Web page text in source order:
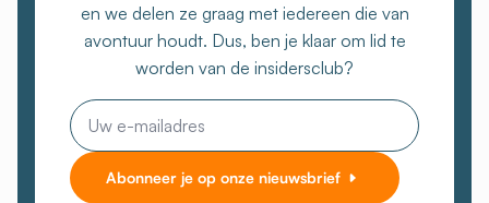
en we delen ze graag met iedereen die van
avontuur houdt. Dus, ben je klaar om lid te
worden van de insidersclub?
E-
mail
Abonneer je op onze nieuwsbrief